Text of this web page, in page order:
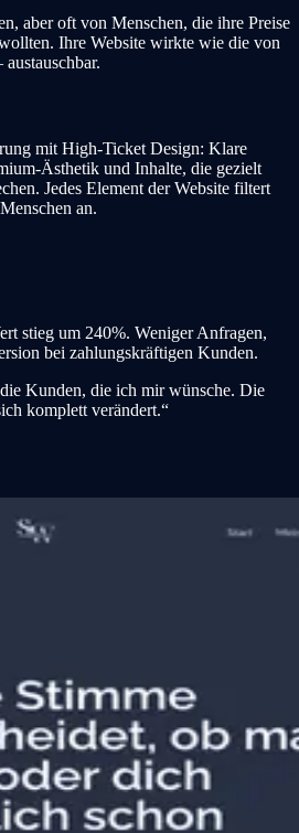
aber oft von Menschen, die ihre Preise
Ihre Website wirkte wie die von
mit High-Ticket Design: Klare
Ästhetik und Inhalte, die gezielt
Jedes Element der Website filtert
an.
stieg um 240%. Weniger Anfragen,
bei zahlungskräftigen Kunden.
Kunden, die ich mir wünsche. Die
komplett verändert.“